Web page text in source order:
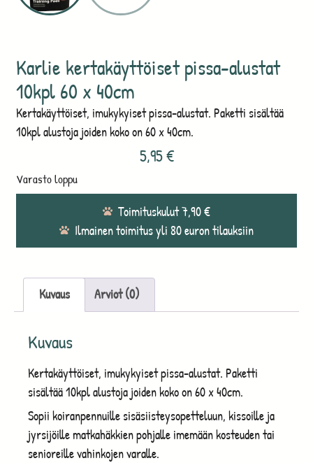
Karlie kertakäyttöiset pissa-alustat
10kpl 60 x 40cm
Kertakäyttöiset, imukykyiset pissa-alustat. Paketti sisältää
10kpl alustoja joiden koko on 60 x 40cm.
5,95€
Varasto loppu
Toimituskulut 7,90 €
Ilmainen toimitus yli 80 euron tilauksiin
Kuvaus Arviot (0)
Kuvaus
Kertakäyttöiset, imukykyiset pissa-alustat. Paketti
sisältää 10kpl alustoja joiden koko on 60 x 40cm.
Sopii koiranpennuille sisäsiisteysopetteluun, kissoille ja
jyrsijöille matkahäkkien pohjalle imemään kosteuden tai
senioreille vahinkojen varalle.